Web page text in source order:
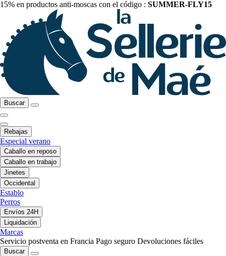
15% en productos anti-moscas con el código : SUMMER-FLY15
Buscar
Rebajas
Especial verano
Caballo en reposo
Caballo en trabajo
Jinetes
Occidental
Establo
Perros
Envíos 24H
Liquidación
Marcas
Servicio postventa en Francia Pago seguro Devoluciones fáciles
Buscar